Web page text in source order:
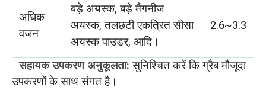
अधिक
वजन
बड़े अयस्क, बड़े मैंगनीज
अयस्क, तलछटी एकत्रित सीसा
अयस्क पाउडर, आदि।
2.6~3.3
सहायक उपकरण अनुकूलता:सुनिश्चित करें कि ग्रैब मौजूदा
उपकरणों के साथ संगत है।